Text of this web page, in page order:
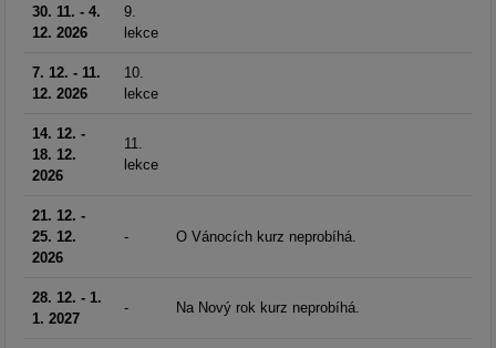
30. 11. - 4.
12. 2026
9.
lekce
7. 12. - 11.
12. 2026
10.
lekce
14. 12. -
18. 12.
2026
11.
lekce
21. 12. -
25. 12.
2026
- O Vánocích kurz neprobíhá.
28. 12. - 1.
1. 2027
- Na Nový rok kurz neprobíhá.